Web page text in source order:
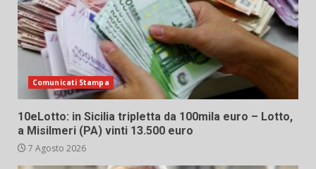
Comunicati Stampa
10eLotto: in Sicilia tripletta da 100mila euro – Lotto,
a Misilmeri (PA) vinti 13.500 euro
7 Agosto 2026